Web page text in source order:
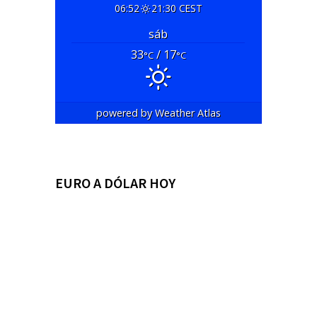
06:52 21:30 CEST
sáb
33°C/ 17°C
powered byWeather Atlas
EURO A DÓLAR HOY